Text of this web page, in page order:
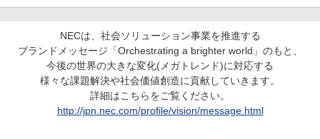
NECは、社会ソリューション事業を推進する
ブランドメッセージ「Orchestrating a brighter world」のもと、
今後の世界の大きな変化(メガトレンド)に対応する
様々な課題解決や社会価値創造に貢献していきます。
詳細はこちらをご覧ください。
http://jpn.nec.com/profile/vision/message.html